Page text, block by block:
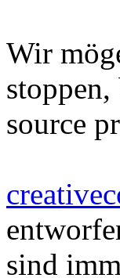
Wir
source
sind